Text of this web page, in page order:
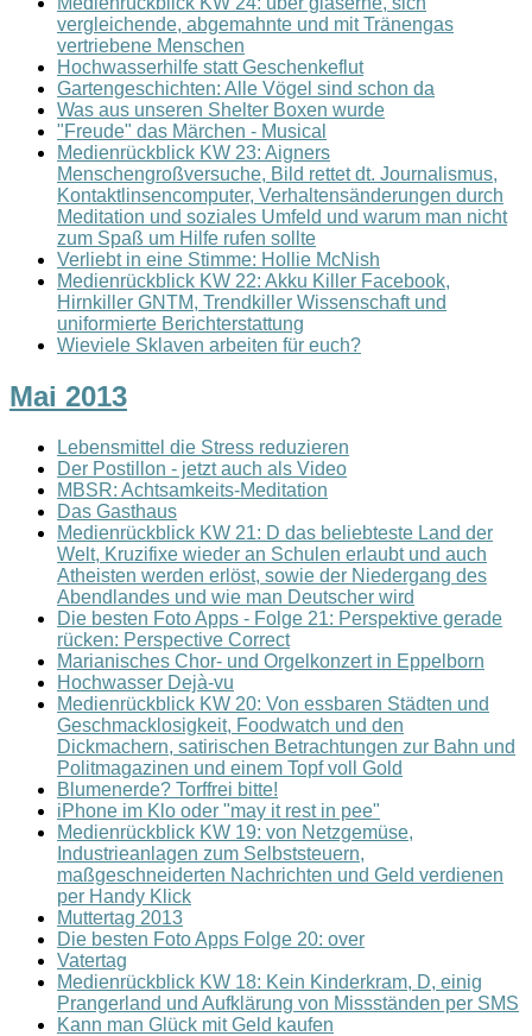
vergleichende, abgemahnte und mit Tränengas
vertriebene Menschen
Hochwasserhilfe statt Geschenkeflut
Gartengeschichten: Alle Vögel sind schon da
Was aus unseren Shelter Boxen wurde
"Freude" das Märchen - Musical
Medienrückblick KW 23: Aigners
Menschengroßversuche, Bild rettet dt. Journalismus,
Kontaktlinsencomputer, Verhaltensänderungen durch
Meditation und soziales Umfeld und warum man nicht
zum Spaß um Hilfe rufen sollte
Verliebt in eine Stimme: Hollie McNish
Medienrückblick KW 22: Akku Killer Facebook,
Hirnkiller GNTM, Trendkiller Wissenschaft und
uniformierte Berichterstattung
Wieviele Sklaven arbeiten für euch?
Mai 2013
Lebensmittel die Stress reduzieren
Der Postillon - jetzt auch als Video
MBSR: Achtsamkeits-Meditation
Das Gasthaus
Medienrückblick KW 21: D das beliebteste Land der
Welt, Kruzifixe wieder an Schulen erlaubt und auch
Atheisten werden erlöst, sowie der Niedergang des
Abendlandes und wie man Deutscher wird
Die besten Foto Apps - Folge 21: Perspektive gerade
rücken: Perspective Correct
Marianisches Chor- und Orgelkonzert in Eppelborn
Hochwasser Dejà-vu
Medienrückblick KW 20: Von essbaren Städten und
Geschmacklosigkeit, Foodwatch und den
Dickmachern, satirischen Betrachtungen zur Bahn und
Politmagazinen und einem Topf voll Gold
Blumenerde? Torffrei bitte!
iPhone im Klo oder "may it rest in pee"
Medienrückblick KW 19: von Netzgemüse,
Industrieanlagen zum Selbststeuern,
maßgeschneiderten Nachrichten und Geld verdienen
per Handy Klick
Muttertag 2013
Die besten Foto Apps Folge 20: over
Vatertag
Medienrückblick KW 18: Kein Kinderkram, D, einig
Prangerland und Aufklärung von Missständen per SMS
Kann man Glück mit Geld kaufen